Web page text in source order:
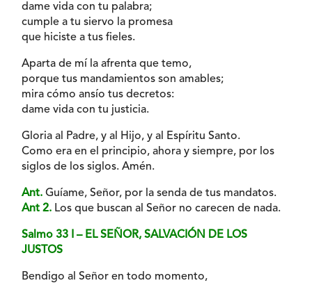
dame vida con tu palabra;
cumple a tu siervo la promesa
que hiciste a tus fieles.
Aparta de mí la afrenta que temo,
porque tus mandamientos son amables;
mira cómo ansío tus decretos:
dame vida con tu justicia.
Gloria al Padre, y al Hijo, y al Espíritu Santo.
Como era en el principio, ahora y siempre, por los
siglos de los siglos. Amén.
Ant. Guíame, Señor, por la senda de tus mandatos.
Ant 2. Los que buscan al Señor no carecen de nada.
Salmo 33 I – EL SEÑOR, SALVACIÓN DE LOS
JUSTOS
Bendigo al Señor en todo momento,